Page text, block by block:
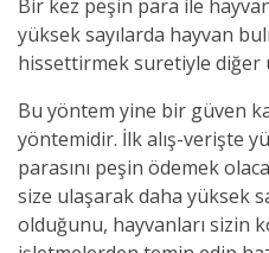
Bir kez peşin para ile
yüksek sayılarda hayvan
hissettirmek suretiyle diğer
Bu yöntem yine bir güven
yöntemidir. İlk alış-verişte
parasını peşin ödemek
size ulaşarak daha yüksek
olduğunu, hayvanları sizin